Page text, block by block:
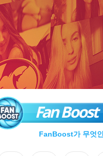
Fan Boost
FanBoost가 무엇